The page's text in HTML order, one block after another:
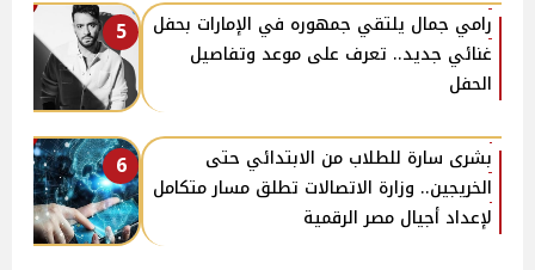
5
رامي جمال يلتقي جمهوره في الإمارات بحفل
غنائي جديد.. تعرف على موعد وتفاصيل
الحفل
6
بشرى سارة للطلاب من الابتدائي حتى
الخريجين.. وزارة الاتصالات تطلق مسار متكامل
لإعداد أجيال مصر الرقمية